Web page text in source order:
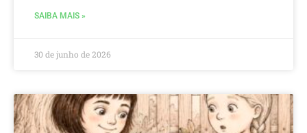
SAIBA MAIS »
30 de junho de 2026